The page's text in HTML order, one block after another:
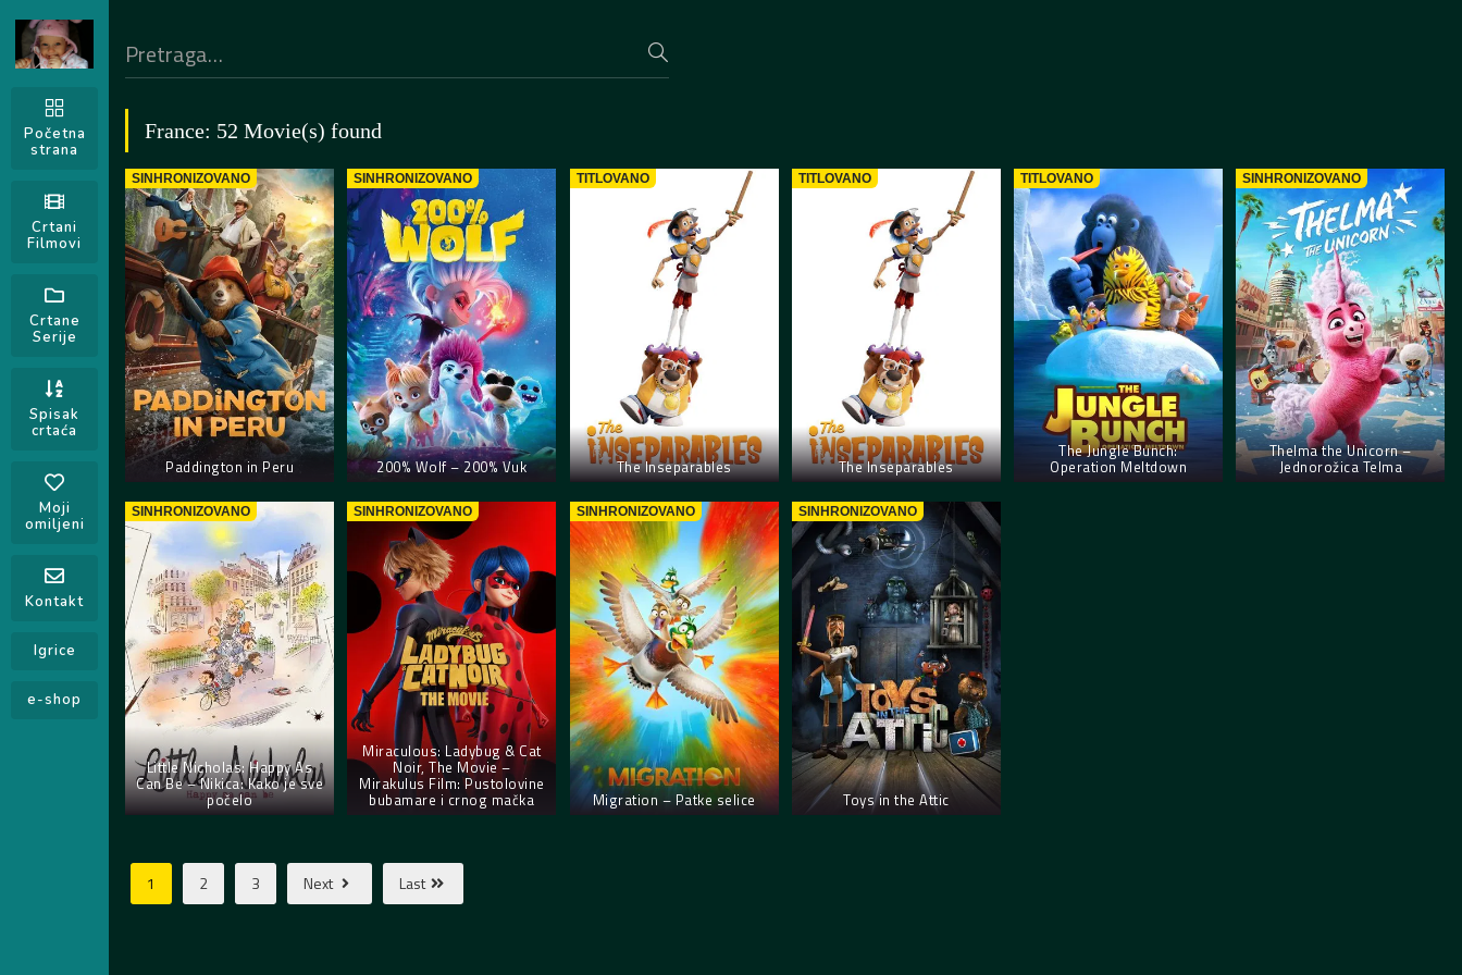
Početna
strana
Crtani
Filmovi
Crtane
Serije
Spisak
crtaća
Moji
omiljeni
Kontakt
Igrice
e-shop
France: 52 Movie(s) found
SINHRONIZOVANO
Paddington in Peru
SINHRONIZOVANO
200% Wolf – 200% Vuk
TITLOVANO
The Inseparables
TITLOVANO
The Inseparables
TITLOVANO
The Jungle Bunch:
Operation Meltdown
SINHRONIZOVANO
Thelma the Unicorn –
Jednorožica Telma
SINHRONIZOVANO
Little Nicholas: Happy As
Can Be – Nikica: Kako je sve
počelo
SINHRONIZOVANO
Miraculous: Ladybug & Cat
Noir, The Movie –
Mirakulus Film: Pustolovine
bubamare i crnog mačka
SINHRONIZOVANO
Migration – Patke selice
SINHRONIZOVANO
Toys in the Attic
1 2 3 Next Last